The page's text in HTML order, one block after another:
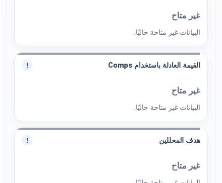
غير متاح
البيانات غير متاحة حاليًا.
القيمة العادلة باستخدام Comps !
غير متاح
البيانات غير متاحة حاليًا.
هدف المحللين !
غير متاح